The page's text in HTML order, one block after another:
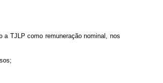
TJLP como remuneração nominal, nos